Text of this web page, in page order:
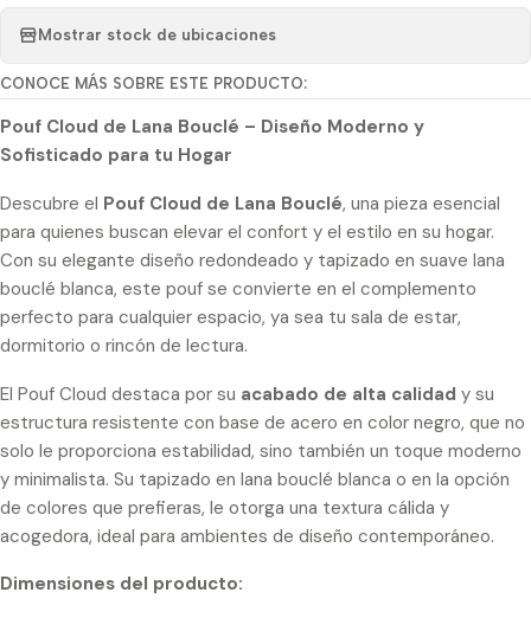
Mostrar stock de ubicaciones
CONOCE MÁS SOBRE ESTE PRODUCTO:
Pouf Cloud de Lana Bouclé – Diseño Moderno y
Sofisticado para tu Hogar
Descubre el Pouf Cloud de Lana Bouclé, una pieza esencial
para quienes buscan elevar el confort y el estilo en su hogar.
Con su elegante diseño redondeado y tapizado en suave lana
bouclé blanca, este pouf se convierte en el complemento
perfecto para cualquier espacio, ya sea tu sala de estar,
dormitorio o rincón de lectura.
El Pouf Cloud destaca por su acabado de alta calidad y su
estructura resistente con base de acero en color negro, que no
solo le proporciona estabilidad, sino también un toque moderno
y minimalista. Su tapizado en lana bouclé blanca o en la opción
de colores que prefieras, le otorga una textura cálida y
acogedora, ideal para ambientes de diseño contemporáneo.
Dimensiones del producto: